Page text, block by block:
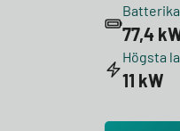
77,4
Högsta
11 kW